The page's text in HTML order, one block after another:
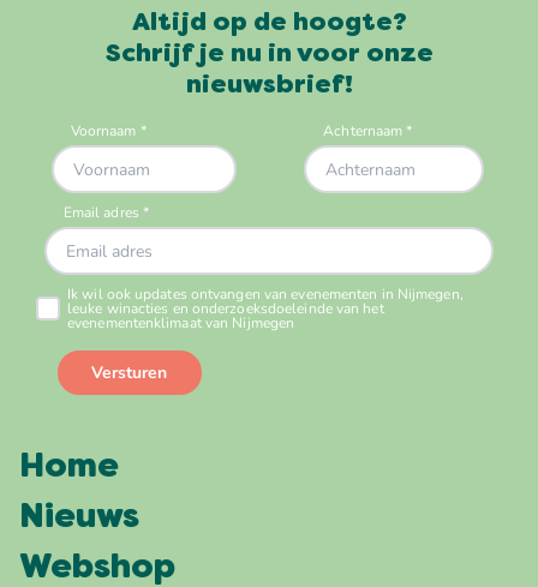
Altijd op de hoogte?
Schrijf je nu in voor onze
nieuwsbrief!
Home
Nieuws
Webshop